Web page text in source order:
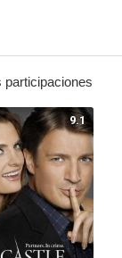
participaciones
9.1